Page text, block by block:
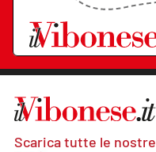
Scarica tutte le